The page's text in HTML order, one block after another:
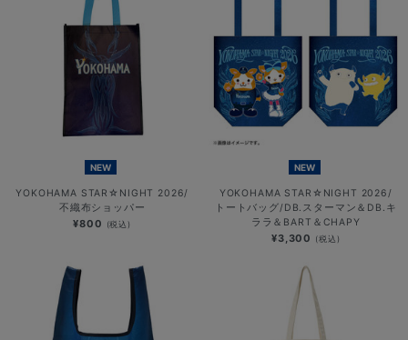
NEW
YOKOHAMA STAR☆NIGHT 2026/
不織布ショッパー
¥800 (税込)
NEW
YOKOHAMA STAR☆NIGHT 2026/
トートバッグ/DB.スターマン＆DB.キ
ララ＆BART＆CHAPY
¥3,300 (税込)